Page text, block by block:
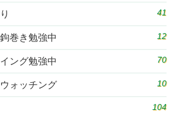
41
巻き勉強中 12
ング勉強中 70
ォッチング 10
104